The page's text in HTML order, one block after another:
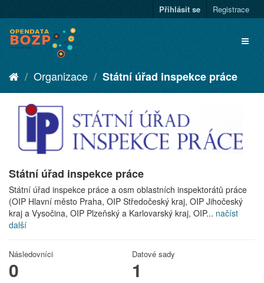
Přihlásit se Registrace
Organizace Státní úřad inspekce práce
Státní úřad inspekce práce
Státní úřad inspekce práce a osm oblastních inspektorátů práce
(OIP Hlavní město Praha, OIP Středočeský kraj, OIP Jihočeský
kraj a Vysočina, OIP Plzeňský a Karlovarský kraj, OIP... načíst
další
Následovníci
0
Datové sady
1